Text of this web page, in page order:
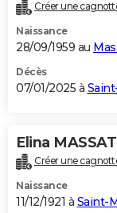
Créer une
Naissance
28/09/1959 au
Décès
07/01/2025 à
Elina MASSAT
Créer une
Naissance
11/12/1921 à Saint-